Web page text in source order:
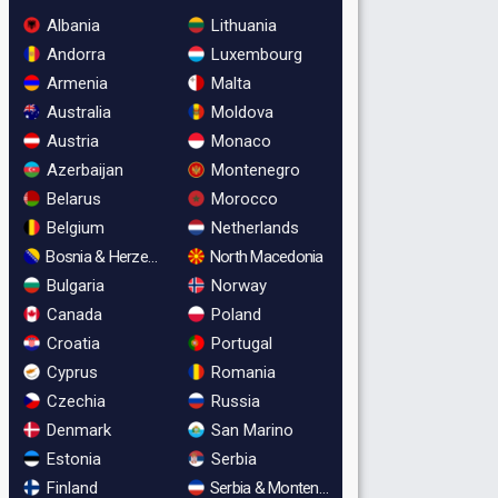
Albania
Andorra
Armenia
Australia
Austria
Azerbaijan
Belarus
Belgium
Bosnia & Herzegovina
Bulgaria
Canada
Croatia
Cyprus
Czechia
Denmark
Estonia
Finland
Lithuania
Luxembourg
Malta
Moldova
Monaco
Montenegro
Morocco
Netherlands
North Macedonia
Norway
Poland
Portugal
Romania
Russia
San Marino
Serbia
Serbia & Montenegro